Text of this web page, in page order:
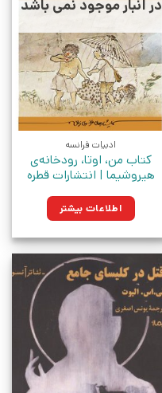
در انبار موجود نمی باشد
ادبیات فرانسه
کتاب من، اوتا، رودخانه‌ی
هیروشیما | انتشارات قطره
اطلاعات بیشتر